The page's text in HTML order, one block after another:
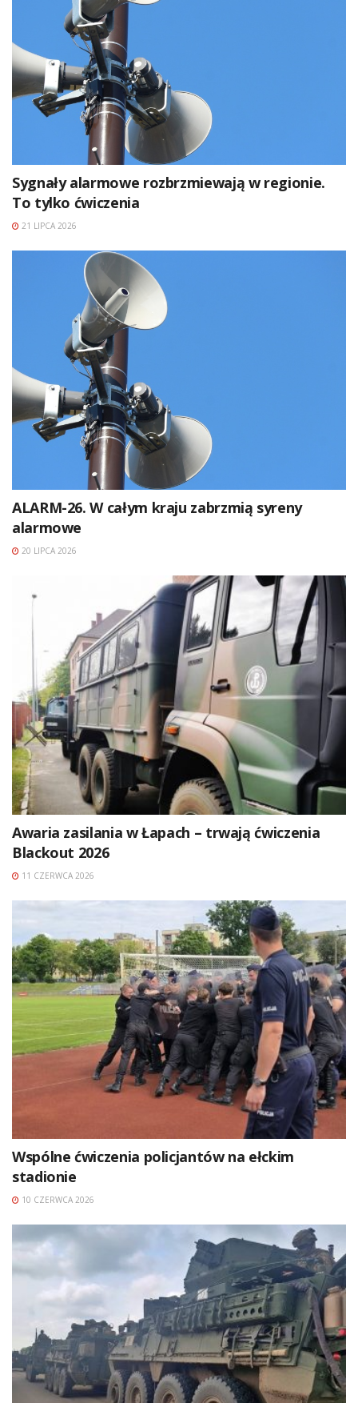
Sygnały alarmowe rozbrzmiewają w regionie.
To tylko ćwiczenia
21 LIPCA 2026
ALARM-26. W całym kraju zabrzmią syreny
alarmowe
20 LIPCA 2026
Awaria zasilania w Łapach – trwają ćwiczenia
Blackout 2026
11 CZERWCA 2026
Wspólne ćwiczenia policjantów na ełckim
stadionie
10 CZERWCA 2026